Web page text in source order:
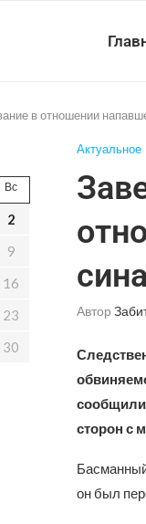
в отношении
Актуальное
Автор
сообщили
сторон с
он был
Вс
2
9
16
23
30